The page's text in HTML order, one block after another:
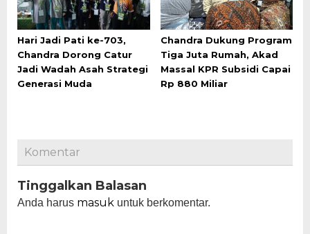
Hari Jadi Pati ke-703,
Chandra Dorong Catur
Jadi Wadah Asah Strategi
Generasi Muda
Chandra Dukung Program
Tiga Juta Rumah, Akad
Massal KPR Subsidi Capai
Rp 880 Miliar
Komentar
Tinggalkan Balasan
Anda harus masuk untuk berkomentar.